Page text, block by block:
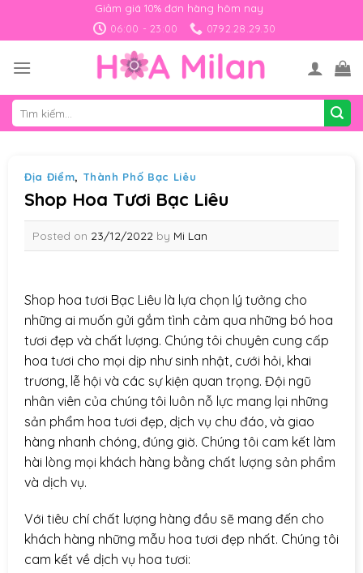
Giảm giá 10% đơn hàng hôm nay
06:00 - 23:00
0792.28.29.30
Tìm
kiếm:
Địa Điểm, Thành Phố Bạc Liêu
Shop Hoa Tươi Bạc Liêu
Posted on 23/12/2022 by Mi Lan
Shop hoa tươi Bạc Liêu là lựa chọn lý tưởng cho
những ai muốn gửi gắm tình cảm qua những bó hoa
tươi đẹp và chất lượng. Chúng tôi chuyên cung cấp
hoa tươi cho mọi dịp như sinh nhật, cưới hỏi, khai
trương, lễ hội và các sự kiện quan trọng. Đội ngũ
nhân viên của chúng tôi luôn nỗ lực mang lại những
sản phẩm hoa tươi đẹp, dịch vụ chu đáo, và giao
hàng nhanh chóng, đúng giờ. Chúng tôi cam kết làm
hài lòng mọi khách hàng bằng chất lượng sản phẩm
và dịch vụ.
Với tiêu chí chất lượng hàng đầu sẽ mang đến cho
khách hàng những mẫu hoa tươi đẹp nhất. Chúng tôi
cam kết về dịch vụ hoa tươi: